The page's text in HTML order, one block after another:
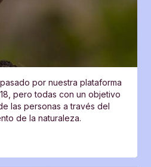
por nuestra plataforma
pero todas con un objetivo
las personas a través del
de la naturaleza.